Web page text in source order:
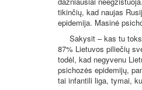
tikinčių, kad naujas
epidemija. Masinė
Sakysit – kas tu toks,
87% Lietuvos piliečių
todėl, kad negyvenu
psichozės epidemijų,
tai infantili liga, tymai,